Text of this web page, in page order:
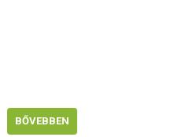
BŐVEBBEN